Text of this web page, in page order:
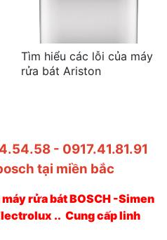
Tìm hiểu các lỗi của máy
rửa bát Ariston
- 0917.41.81.91
tại miền bắc
rửa bát BOSCH -Simen
.. Cung cấp linh